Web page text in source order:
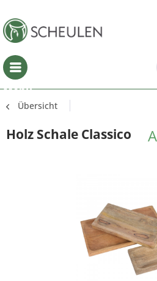
Menü
Übersicht
Holz Schale Classico